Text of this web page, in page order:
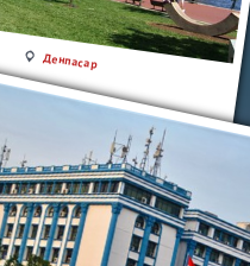
Денпасар